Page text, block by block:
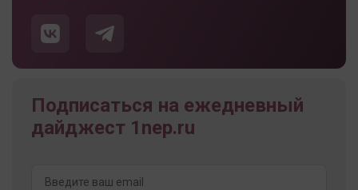
Подписаться на ежедневный
дайджест 1nep.ru